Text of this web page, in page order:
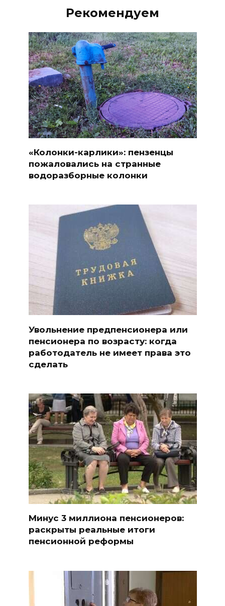
Рекомендуем
«Колонки-карлики»: пензенцы
пожаловались на странные
водоразборные колонки
Увольнение предпенсионера или
пенсионера по возрасту: когда
работодатель не имеет права это
сделать
Минус 3 миллиона пенсионеров:
раскрыты реальные итоги
пенсионной реформы